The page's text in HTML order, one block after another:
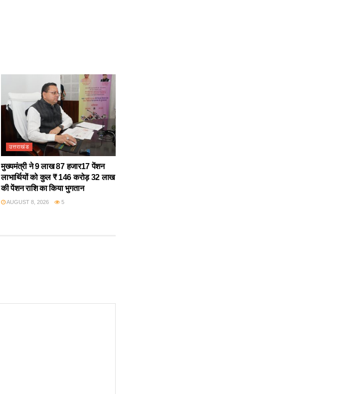
उत्तराखंड
मुख्यमंत्री ने 9 लाख 87 हजार17 पेंशन
लाभार्थियों को कुल ₹ 146 करोड़ 32 लाख
की पेंशन राशि का किया भुगतान
AUGUST 8, 2026 5